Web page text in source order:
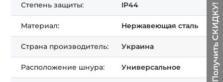
Степень защиты: IP44
Материал: Нержавеющая сталь
Страна производитель: Украина
Расположение шнура: Универсальное Получить СКИДКУ!